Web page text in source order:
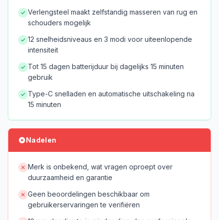
Verlengsteel maakt zelfstandig masseren van rug en
schouders mogelijk
12 snelheidsniveaus en 3 modi voor uiteenlopende
intensiteit
Tot 15 dagen batterijduur bij dagelijks 15 minuten
gebruik
Type-C snelladen en automatische uitschakeling na
15 minuten
Nadelen
Merk is onbekend, wat vragen oproept over
duurzaamheid en garantie
Geen beoordelingen beschikbaar om
gebruikerservaringen te verifiëren